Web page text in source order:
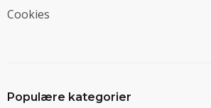
Cookies
Populære kategorier